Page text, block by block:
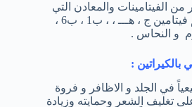
الفيتامينات والمعادن التي
تعمل على تغذية الشعر وهم فيتامين ج ، هـــ ، ، ب1 ، ب6 ،
و النحاس .
في الجلد و الاظافر و فروة
تغليف الشعر وحمايته وزيادة